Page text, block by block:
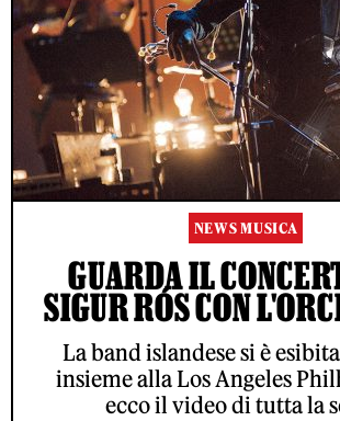
NEWS MUSICA
GUARDA IL
SIGUR RÓS CON
La band islandese si è
insieme alla Los Angeles
ecco il video di tutta la